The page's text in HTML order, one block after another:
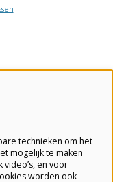
technieken om het
mogelijk te maken
en voor
worden ook